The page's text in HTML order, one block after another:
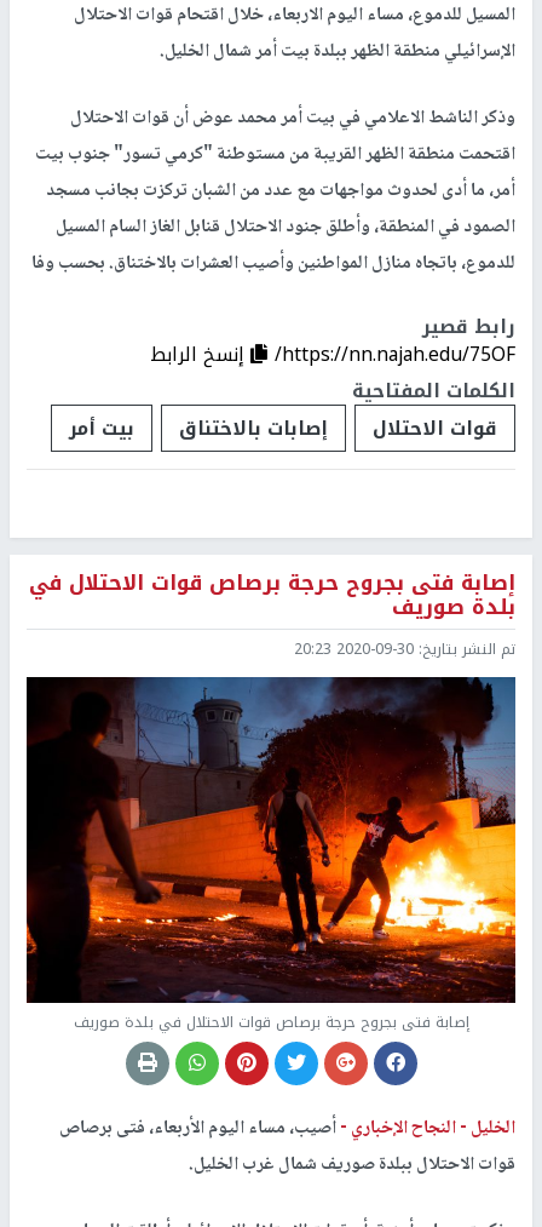
المسيل للدموع، مساء اليوم الاربعاء، خلال اقتحام قوات الاحتلال
الإسرائيلي منطقة الظهر ببلدة بيت أمر شمال الخليل.
وذكر الناشط الاعلامي في بيت أمر محمد عوض أن قوات الاحتلال
اقتحمت منطقة الظهر القريبة من مستوطنة "كرمي تسور" جنوب بيت
أمر، ما أدى لحدوث مواجهات مع عدد من الشبان تركزت بجانب مسجد
الصمود في المنطقة، وأطلق جنود الاحتلال قنابل الغاز السام المسيل
للدموع، باتجاه منازل المواطنين وأصيب العشرات بالاختناق. بحسب وفا
رابط قصير
https://nn.najah.edu/75OF/
إنسخ الرابط
الكلمات المفتاحية
قوات الاحتلال
إصابات بالاختناق بيت أمر
إصابة فتى بجروح حرجة برصاص قوات الاحتلال في
بلدة صوريف
تم النشر بتاريخ: 2020-09-30 20:23
إصابة فتى بجروح حرجة برصاص قوات الاحتلال في بلدة صوريف
الخليل -النجاح الإخباري -أصيب، مساء اليوم الأربعاء، فتى برصاص
قوات الاحتلال ببلدة صوريف شمال غرب الخليل.